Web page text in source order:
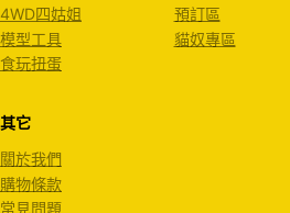
4WD四姑姐
模型工具
食玩扭蛋
預訂區
貓奴專區
其它
關於我們
購物條款
常見問題